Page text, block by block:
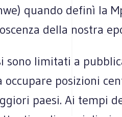
quando definì la
della nostra
sono limitati a
posizioni
paesi. Ai tempi